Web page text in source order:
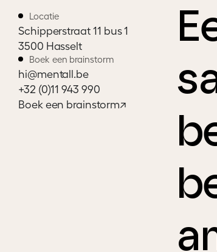
Locatie
Schipperstraat 11 bus 1
3500 Hasselt
Boek een brainstorm
hi@mentall.be
+32 (0)11 943 990
Boek een brainstorm↗